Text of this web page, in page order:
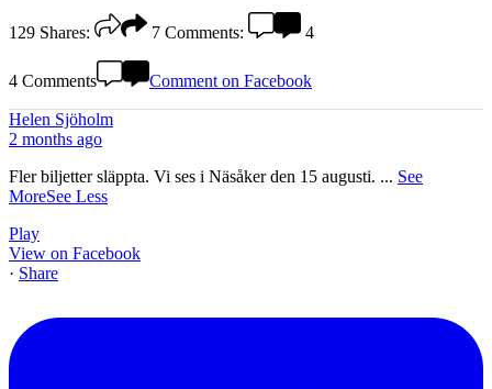
129 Shares: 7 Comments: 4
4 Comments Comment on Facebook
Helen Sjöholm
2 months ago
Fler biljetter släppta. Vi ses i Näsåker den 15 augusti. ... See
MoreSee Less
Play
View on Facebook
· Share